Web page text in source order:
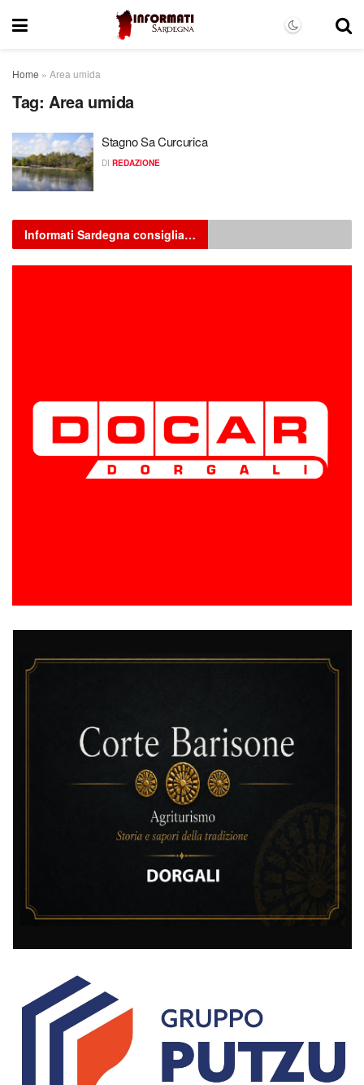
Home » Area umida
Tag: Area umida
Stagno Sa Curcurica
DI REDAZIONE
Informati Sardegna consiglia…